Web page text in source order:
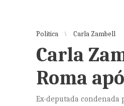
Política Carla Zambell
Carla
Roma
Ex-deputada condenada